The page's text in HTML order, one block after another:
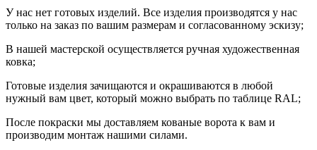
У нас нет готовых изделий. Все изделия производятся у нас
только на заказ по вашим размерам и согласованному эскизу;
В нашей мастерской осуществляется ручная художественная
ковка;
Готовые изделия зачищаются и окрашиваются в любой
нужный вам цвет, который можно выбрать по таблице RAL;
После покраски мы доставляем кованые ворота к вам и
производим монтаж нашими силами.